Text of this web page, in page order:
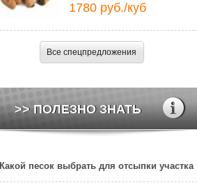
1780 руб./куб
Все спецпредложения
>> ПОЛЕЗНО ЗНАТЬ
Какой песок выбрать для отсыпки участка